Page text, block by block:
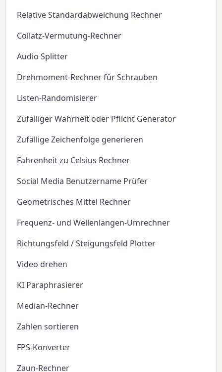
Relative Standardabweichung Rechner
Collatz-Vermutung-Rechner
Audio Splitter
Drehmoment-Rechner für Schrauben
Listen-Randomisierer
Zufälliger Wahrheit oder Pflicht Generator
Zufällige Zeichenfolge generieren
Fahrenheit zu Celsius Rechner
Social Media Benutzername Prüfer
Geometrisches Mittel Rechner
Frequenz- und Wellenlängen-Umrechner
Richtungsfeld / Steigungsfeld Plotter
Video drehen
KI Paraphrasierer
Median-Rechner
Zahlen sortieren
FPS-Konverter
Zaun-Rechner